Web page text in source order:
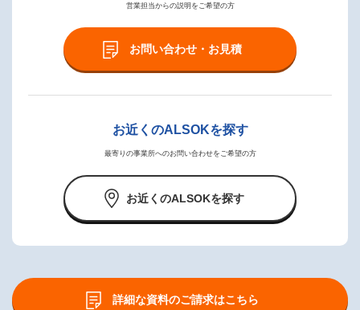
営業担当からの説明をご希望の方
お問い合わせ・お見積
お近くのALSOKを探す
最寄りの事業所へのお問い合わせをご希望の方
お近くのALSOKを探す
詳細な資料のご請求はこちら